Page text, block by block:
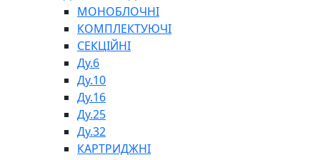
ГЕРМЕТИКИ
ЗМАЗКИ
КЛЕЇ, ЦЕМЕНТИ, ЕПОКСИДКИ
РЕМОНТ ГІДРОЦИЛІНДРІВ
МОНОБЛОЧНІ
КОМПЛЕКТУЮЧІ
СЕКЦІЙНІ
Ду.6
Ду.10
Ду.16
Ду.25
Ду.32
КАРТРИДЖНІ